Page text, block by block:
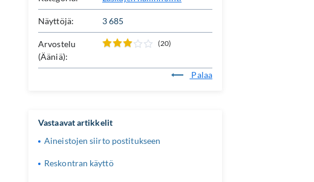
Näyttöjä: 3 685
Arvostelu
(Ääniä):
(20)
Palaa
Vastaavat artikkelit
Aineistojen siirto postitukseen
Reskontran käyttö